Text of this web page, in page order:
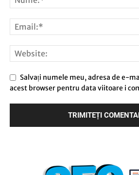
Salvați numele meu, adresa de e-
acest browser pentru data viitoare i